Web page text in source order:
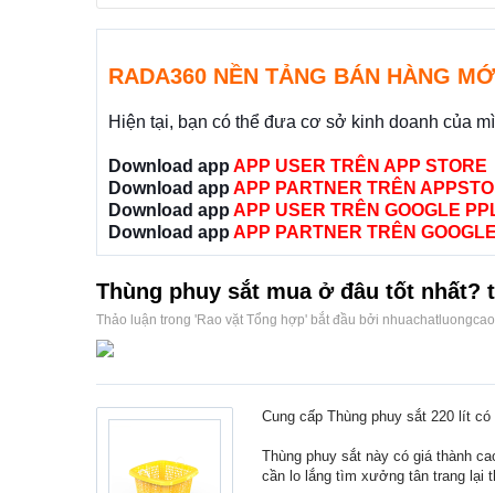
RADA360 NỀN TẢNG BÁN HÀNG
Hiện tại, bạn có thể đưa cơ sở kinh doanh của
Download app APP USER TRÊN APP STORE
Download app APP PARTNER TRÊN
Download app APP USER TRÊN GOOGLE
Download app APP PARTNER TRÊN
Thùng phuy sắt mua ở đâu tốt
Thảo luận trong 'Rao vặt Tổng hợp' bắt đầu bởi
Cung cấp Thùng phuy sắt 220 lít
Thùng phuy sắt này có giá thành
cần lo lắng tìm xưởng tân trang lại